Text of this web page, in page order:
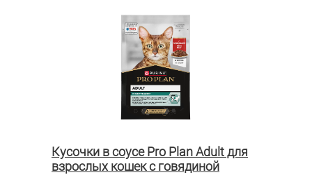
Кусочки в соусе Pro Plan Adult для
взрослых кошек с говядиной